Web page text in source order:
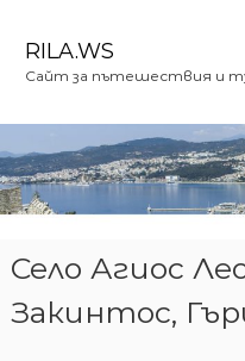
ъ
р
ж
RILA.WS
Сайт за пътешествия и
Село Агиос
Закинтос,